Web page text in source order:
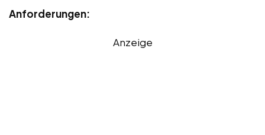
Anforderungen:
Anzeige